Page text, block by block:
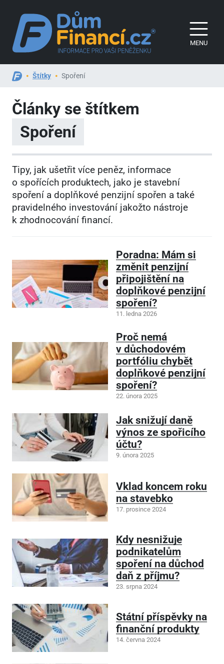
MENU
Štítky Spoření
Články se štítkem
Spoření
Tipy, jak ušetřit více peněz, informace
o spořících produktech, jako je stavební
spoření a doplňkové penzijní spořen a také
pravidelného investování jakožto nástroje
k zhodnocování financí.
Poradna: Mám si
změnit penzijní
připojištění na
doplňkové penzijní
spoření?
11. ledna 2026
Proč nemá
v důchodovém
portfóliu chybět
doplňkové penzijní
spoření?
22. února 2025
Jak snižují daně
výnos ze spořicího
účtu?
9. února 2025
Vklad koncem roku
na stavebko
17. prosince 2024
Kdy nesnižuje
podnikatelům
spoření na důchod
daň z příjmu?
23. srpna 2024
Státní příspěvky na
finanční produkty
14. června 2024